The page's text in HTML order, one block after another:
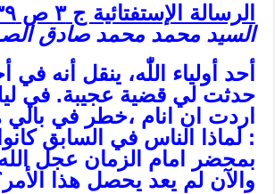
الرسالة الإستفتائية ج ٣ ص ١٣٩
السيد محمد محمد صادق
أحد أولياء اللّٰه، ينقل أنه في
حدثت لي قضية عجيبة. في
اردت ان انام ،خطر في بالي
: لماذا الناس في السابق
بمحضر امام الزمان عجل
والآن لم يعد يحصل هذا